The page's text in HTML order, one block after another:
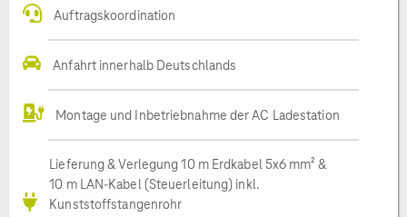
Auftragskoordination
Anfahrt innerhalb Deutschlands
Montage und Inbetriebnahme der AC Ladestation
Lieferung & Verlegung 10 m Erdkabel 5x6 mm² &
10 m LAN-Kabel (Steuerleitung) inkl.
Kunststoffstangenrohr